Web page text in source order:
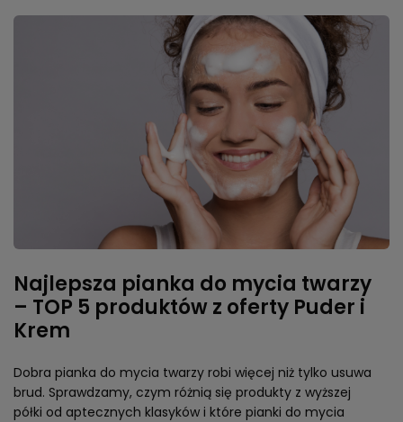
Najlepsza pianka do mycia twarzy
– TOP 5 produktów z oferty Puder i
Krem
Dobra pianka do mycia twarzy robi więcej niż tylko usuwa
brud. Sprawdzamy, czym różnią się produkty z wyższej
półki od aptecznych klasyków i które pianki do mycia